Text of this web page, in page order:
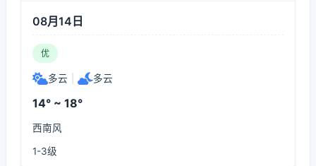
08月14日
优
多云 多云
14° ~ 18°
西南风
1-3级